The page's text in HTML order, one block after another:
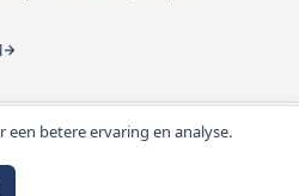
een betere ervaring en analyse.
prijzen zijn excl. BTW